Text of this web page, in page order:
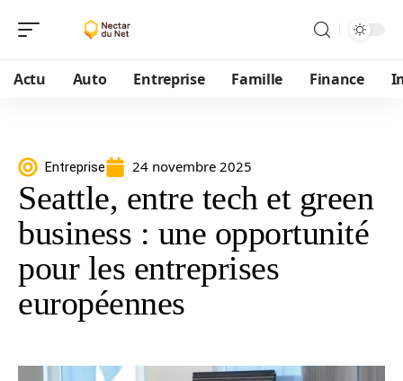
Actu Auto Entreprise Famille Finance
Entreprise 24 novembre 2025
Seattle, entre tech et green
business : une opportunité
pour les entreprises
européennes